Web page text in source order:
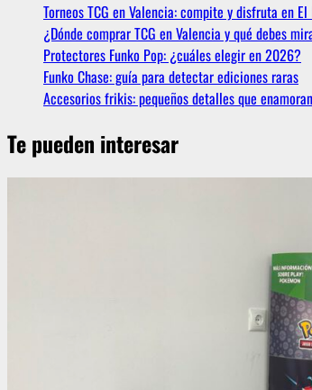
estrenos
de
Netflix
que
los
fans
no
se
Torneos TCG en Valencia: compite y disfruta en
¿Dónde comprar TCG en Valencia y qué debes
Protectores Funko Pop: ¿cuáles elegir en 2026?
Funko Chase: guía para detectar ediciones raras
Accesorios frikis: pequeños detalles que enamoran
Te pueden interesar